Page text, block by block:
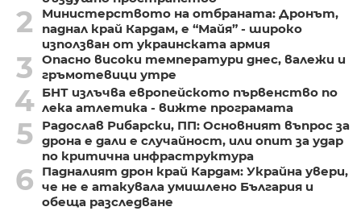
2
Министерството на отбраната: Дронът,
паднал край Кардам, е “Майя” - широко
използван от украинската армия
3
Опасно високи температури днес, валежи и
гръмотевици утре
4 БНТ излъчва европейското първенство по
лека атлетика - вижте програмата
5
Радослав Рибарски, ПП: Основният въпрос за
дрона е дали е случайност, или опит за удар
по критична инфраструктура
6
Падналият дрон край Кардам: Украйна увери,
че не е атакувала умишлено България и
обеща разследване